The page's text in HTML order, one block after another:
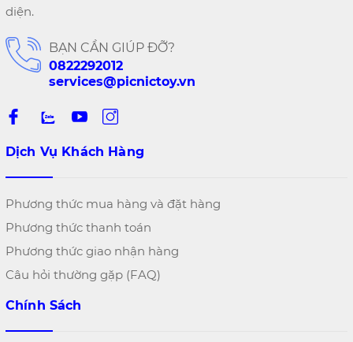
diện.
BẠN CẦN GIÚP ĐỠ?
0822292012
services@picnictoy.vn
Dịch Vụ Khách Hàng
Phương thức mua hàng và đặt hàng
Phương thức thanh toán
Phương thức giao nhận hàng
Câu hỏi thường gặp (FAQ)
Chính Sách